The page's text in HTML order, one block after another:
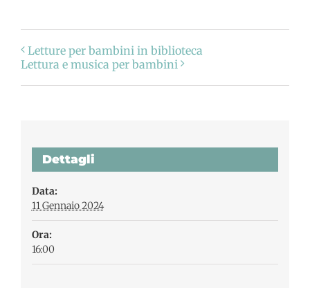
Letture per bambini in biblioteca
Lettura e musica per bambini
Dettagli
Data:
11 Gennaio 2024
Ora:
16:00